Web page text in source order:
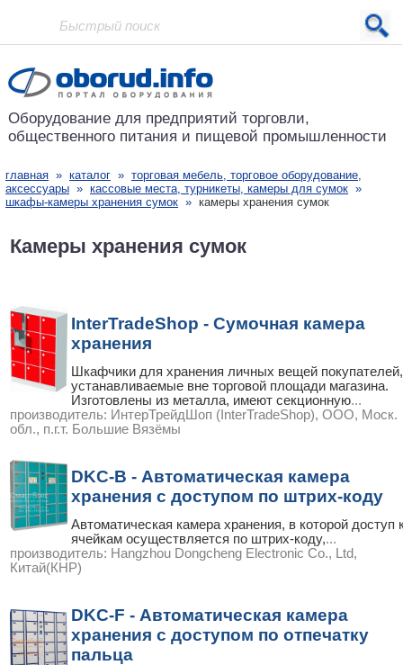
Проект основан в 2001 году
Оборудование для предприятий торговли,
общественного питания и пищевой промышленности
главная » каталог » торговая мебель, торговое оборудование,
аксессуары » кассовые места, турникеты, камеры для сумок »
шкафы-камеры хранения сумок » камеры хранения сумок
Камеры хранения сумок
InterTradeShop - Сумочная камера
хранения
Шкафчики для хранения личных вещей покупателей,
устанавливаемые вне торговой площади магазина.
Изготовлены из металла, имеют секционную...
производитель: ИнтерТрейдШоп (InterTradeShop), ООО, Моск.
обл., п.г.т. Большие Вязёмы
DKC-B - Автоматическая камера
хранения с доступом по штрих-коду
Автоматическая камера хранения, в которой доступ
ячейкам осуществляется по штрих-коду,...
производитель: Hangzhou Dongcheng Electronic Co., Ltd,
Китай(КНР)
DKC-F - Автоматическая камера
хранения с доступом по отпечатку
пальца